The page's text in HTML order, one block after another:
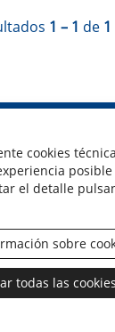
cookies
el detalle
sobre
todas las cookies
1 – 1 de 1
Mapa web
de cookies
Privacidad
S
e
a
b
S
e
a
b
a
b